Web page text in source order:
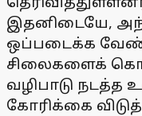
இதனிடையே,
ஒப்படைக்க
சிலைகளைக்
வழிபாடு நடத்த
கோரிக்கை